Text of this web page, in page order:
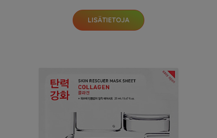
LISÄTIETOJA